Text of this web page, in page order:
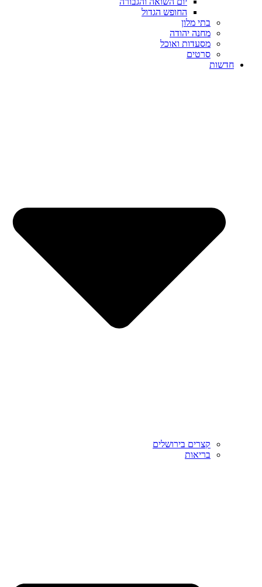
החופש הגדול
בתי מלון
מחנה יהודה
מסעדות ואוכל
סרטים
חדשות
קצרים בירושלים
בריאות